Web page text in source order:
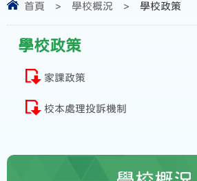
首頁 > 學校概況 > 學校政策
學校政策
家課政策
校本處理投訴機制